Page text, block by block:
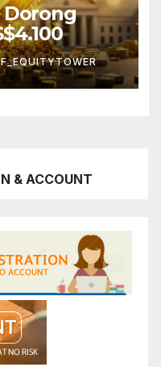
Dorong
& ACCOUNT